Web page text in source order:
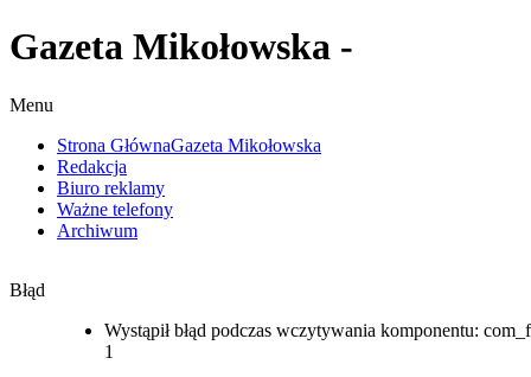
Gazeta Mikołowska -
Menu
Strona GłównaGazeta Mikołowska
Redakcja
Biuro reklamy
Ważne telefony
Archiwum
Błąd
Wystąpił błąd podczas wczytywania komponentu:
1